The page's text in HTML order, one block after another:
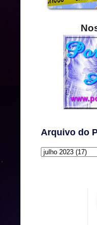
Arquivo do